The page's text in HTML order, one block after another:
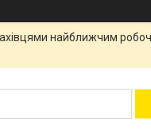
найближчим